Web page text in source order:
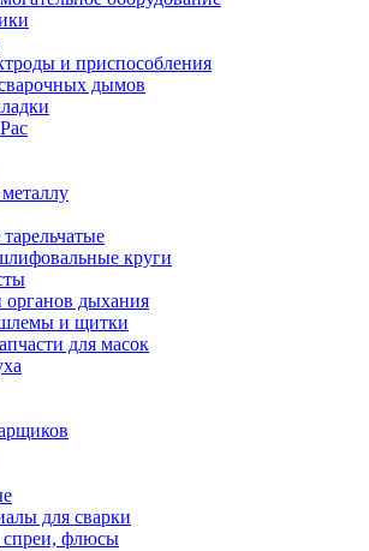
и приспособления
дымов
круги
органов дыхания
и щитки
для масок
для сварки
спреи, флюсы